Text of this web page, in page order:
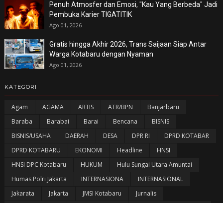
Penuh Atmosfer dan Emosi, "Kau Yang Berbeda" Jadi
Pembuka Karier TIGATITIK
Ago 01, 2026
Gratis hingga Akhir 2026, Trans Saijaan Siap Antar
Warga Kotabaru dengan Nyaman
Ago 01, 2026
KATEGORI
Agam AGAMA ARTIS ATR/BPN
Banjarbaru
Baraba
Barabai Barai Bencana
BISNIS
BISNIS/USAHA
DAERAH DESA DPR RI
DPRD KOTABAR
DPRD KOTABARU
EKONOMI Headline
HNSI
HNSI DPC Kotabaru
HUKUM
Hulu Sungai Utara Amuntai
Humas Polri Jakarta
INTERNASIONA
INTERNASIONAL
Jakarata
Jakarta JMSI Kotabaru
Jurnalis